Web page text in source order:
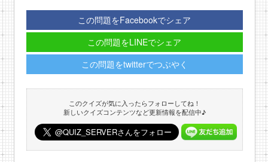
この問題をFacebookでシェア
この問題をLINEでシェア
この問題をtwitterでつぶやく
このクイズが気に入ったらフォローしてね！
新しいクイズコンテンツなど更新情報を配信中♪